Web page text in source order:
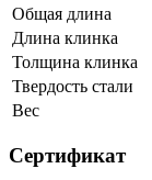
Общая длина
Длина клинка
Толщина клинка
Твердость стали
Вес
Сертификат